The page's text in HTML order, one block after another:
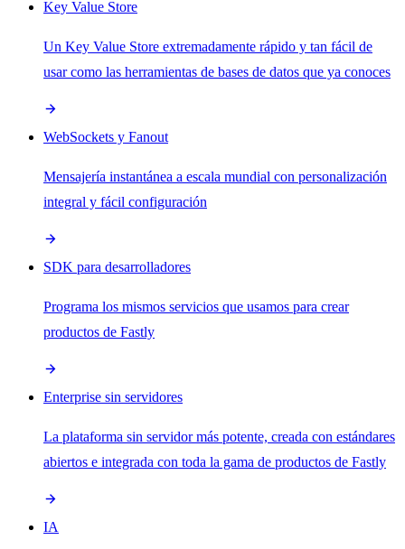
Key Value Store
Un Key Value Store extremadamente rápido y tan fácil de
usar como las herramientas de bases de datos que ya conoces
WebSockets y Fanout
Mensajería instantánea a escala mundial con personalización
integral y fácil configuración
SDK para desarrolladores
Programa los mismos servicios que usamos para crear
productos de Fastly
Enterprise sin servidores
La plataforma sin servidor más potente, creada con estándares
abiertos e integrada con toda la gama de productos de Fastly
IA